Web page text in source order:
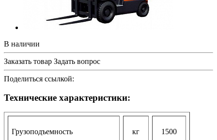
В наличии
Заказать товар Задать вопрос
Поделиться ссылкой:
Технические характеристики:
Грузоподъемность кг 1500